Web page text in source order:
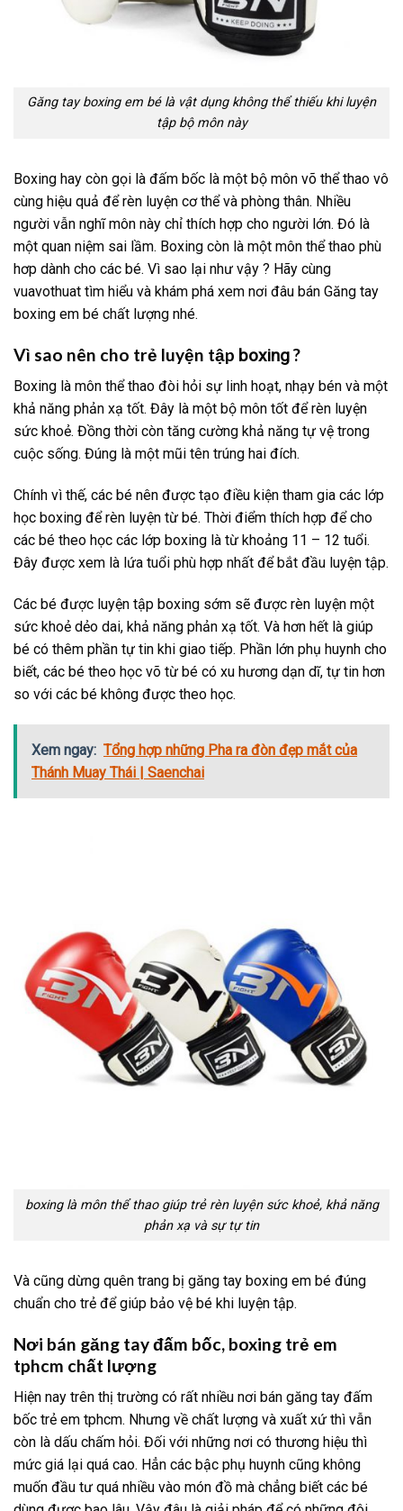
Găng tay boxing em bé là vật dụng không thể thiếu khi luyện
tập bộ môn này
Boxing hay còn gọi là đấm bốc là một bộ môn võ thể thao vô
cùng hiệu quả để rèn luyện cơ thể và phòng thân. Nhiều
người vẫn nghĩ môn này chỉ thích hợp cho người lớn. Đó là
một quan niệm sai lầm. Boxing còn là một môn thể thao phù
hơp dành cho các bé. Vì sao lại như vậy ? Hãy cùng
vuavothuat tìm hiểu và khám phá xem nơi đâu bán Găng tay
boxing em bé chất lượng nhé.
Vì sao nên cho trẻ luyện tập boxing?
Boxing là môn thể thao đòi hỏi sự linh hoạt, nhạy bén và một
khả năng phản xạ tốt. Đây là một bộ môn tốt để rèn luyện
sức khoẻ. Đồng thời còn tăng cường khả năng tự vệ trong
cuộc sống. Đúng là một mũi tên trúng hai đích.
Chính vì thế, các bé nên được tạo điều kiện tham gia các lớp
học boxing để rèn luyện từ bé. Thời điểm thích hợp để cho
các bé theo học các lớp boxing là từ khoảng 11 – 12 tuổi.
Đây được xem là lứa tuổi phù hợp nhất để bắt đầu luyện tập.
Các bé được luyện tập boxing sớm sẽ được rèn luyện một
sức khoẻ dẻo dai, khả năng phản xạ tốt. Và hơn hết là giúp
bé có thêm phần tự tin khi giao tiếp. Phần lớn phụ huynh cho
biết, các bé theo học võ từ bé có xu hương dạn dĩ, tự tin hơn
so với các bé không được theo học.
Xem ngay: Tổng hợp những Pha ra đòn đẹp mắt của
Thánh Muay Thái | Saenchai
boxing là môn thể thao giúp trẻ rèn luyện sức khoẻ, khả năng
phản xạ và sự tự tin
Và cũng dừng quên trang bị găng tay boxing em bé đúng
chuẩn cho trẻ để giúp bảo vệ bé khi luyện tập.
Nơi bán găng tay đấm bốc, boxing trẻ em
tphcm chất lượng
Hiện nay trên thị trường có rất nhiều nơi bán găng tay đấm
bốc trẻ em tphcm. Nhưng về chất lượng và xuất xứ thì vẫn
còn là dấu chấm hỏi. Đối với những nơi có thương hiệu thì
mức giá lại quá cao. Hẳn các bậc phụ huynh cũng không
muốn đầu tư quá nhiều vào món đồ mà chẳng biết các bé